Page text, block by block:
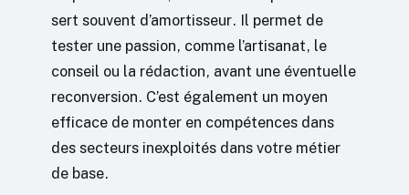
sert souvent d’amortisseur. Il permet de
tester une passion, comme l’artisanat, le
conseil ou la rédaction, avant une éventuelle
reconversion. C’est également un moyen
efficace de monter en compétences dans
des secteurs inexploités dans votre métier
de base.